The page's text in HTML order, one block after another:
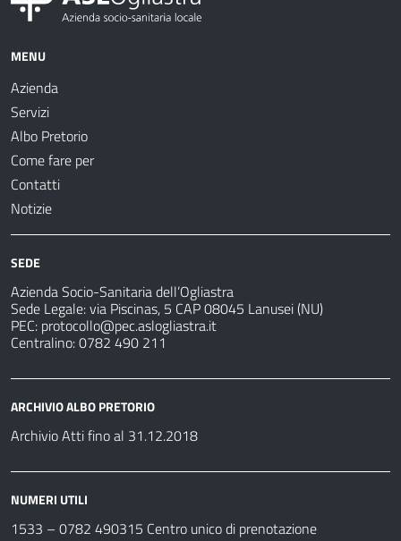
MENU
Azienda
Servizi
Albo Pretorio
Come fare per
Contatti
Notizie
SEDE
Azienda Socio-Sanitaria dell’Ogliastra
Sede Legale: via Piscinas, 5 CAP 08045 Lanusei (NU)
PEC: protocollo@pec.aslogliastra.it
Centralino: 0782 490 211
ARCHIVIO ALBO PRETORIO
Archivio Atti fino al 31.12.2018
NUMERI UTILI
1533 – 0782 490315 Centro unico di prenotazione